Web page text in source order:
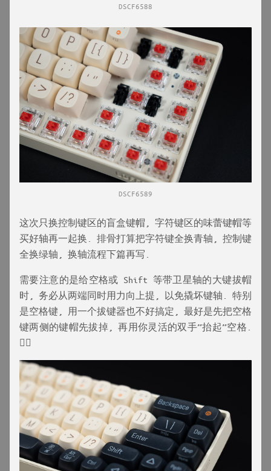
DSCF6588
DSCF6589
这次只换控制键区的盲盒键帽, 字符键区的味蕾键帽等
买好轴再一起换. 排骨打算把字符键全换青轴, 控制键
全换绿轴, 换轴流程下篇再写.
需要注意的是给空格或 Shift 等带卫星轴的大键拔帽
时, 务必从两端同时用力向上提, 以免撬坏键轴. 特别
是空格键, 用一个拔键器也不好搞定, 最好是先把空格
键两侧的键帽先拔掉, 再用你灵活的双手”抬起”空格.
🤷‍♂️